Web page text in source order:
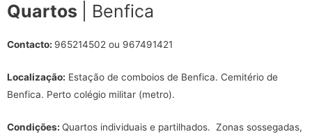
Quartos | Benfica
Contacto: 965214502 ou 967491421
Localização: Estação de comboios de Benfica. Cemitério de
Benfica. Perto colégio militar (metro).
Condições: Quartos individuais e partilhados. Zonas sossegadas,